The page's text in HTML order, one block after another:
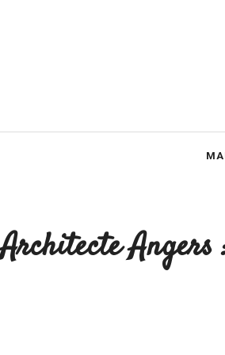
Architecte Angers